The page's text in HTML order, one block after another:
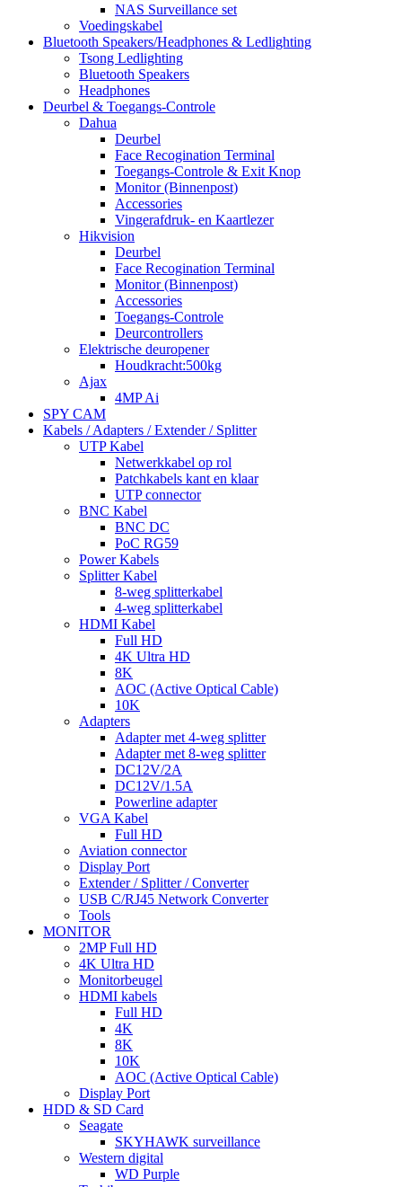
NAS Surveillance set
Voedingskabel
Bluetooth Speakers/Headphones & Ledlighting
Tsong Ledlighting
Bluetooth Speakers
Headphones
Deurbel & Toegangs-Controle
Dahua
Deurbel
Face Recogination Terminal
Toegangs-Controle & Exit Knop
Monitor (Binnenpost)
Accessories
Vingerafdruk- en Kaartlezer
Hikvision
Deurbel
Face Recogination Terminal
Monitor (Binnenpost)
Accessories
Toegangs-Controle
Deurcontrollers
Elektrische deuropener
Houdkracht:500kg
Ajax
4MP Ai
SPY CAM
Kabels / Adapters / Extender / Splitter
UTP Kabel
Netwerkkabel op rol
Patchkabels kant en klaar
UTP connector
BNC Kabel
BNC DC
PoC RG59
Power Kabels
Splitter Kabel
8-weg splitterkabel
4-weg splitterkabel
HDMI Kabel
Full HD
4K Ultra HD
8K
AOC (Active Optical Cable)
10K
Adapters
Adapter met 4-weg splitter
Adapter met 8-weg splitter
DC12V/2A
DC12V/1.5A
Powerline adapter
VGA Kabel
Full HD
Aviation connector
Display Port
Extender / Splitter / Converter
USB C/RJ45 Network Converter
Tools
MONITOR
2MP Full HD
4K Ultra HD
Monitorbeugel
HDMI kabels
Full HD
4K
8K
10K
AOC (Active Optical Cable)
Display Port
HDD & SD Card
Seagate
SKYHAWK surveillance
Western digital
WD Purple